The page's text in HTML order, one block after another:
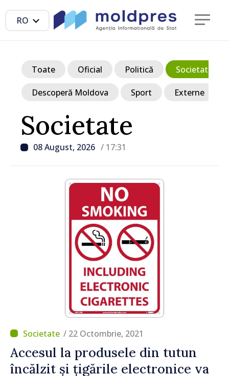
RO
Societate
08 August, 2026 / 17:31
Toate Oficial Politică Societate
Descoperă Moldova Sport Externe
/ 22 Octombrie, 2021
Accesul la produsele din tutun
încălzit și țigările electronice va